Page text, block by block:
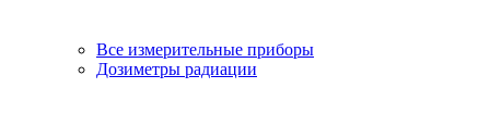
Все измерительные приборы
Дозиметры радиации